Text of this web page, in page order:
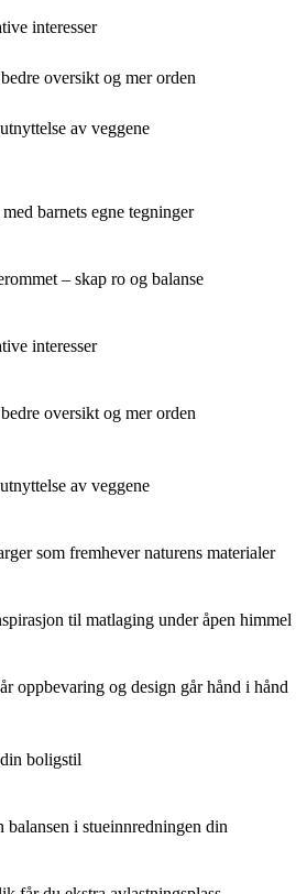
interesser
oversikt og mer orden
av veggene
barnets egne tegninger
– skap ro og balanse
interesser
oversikt og mer orden
av veggene
som fremhever naturens materialer
til matlaging under åpen himmel
oppbevaring og design går hånd i hånd
boligstil
i stueinnredningen din